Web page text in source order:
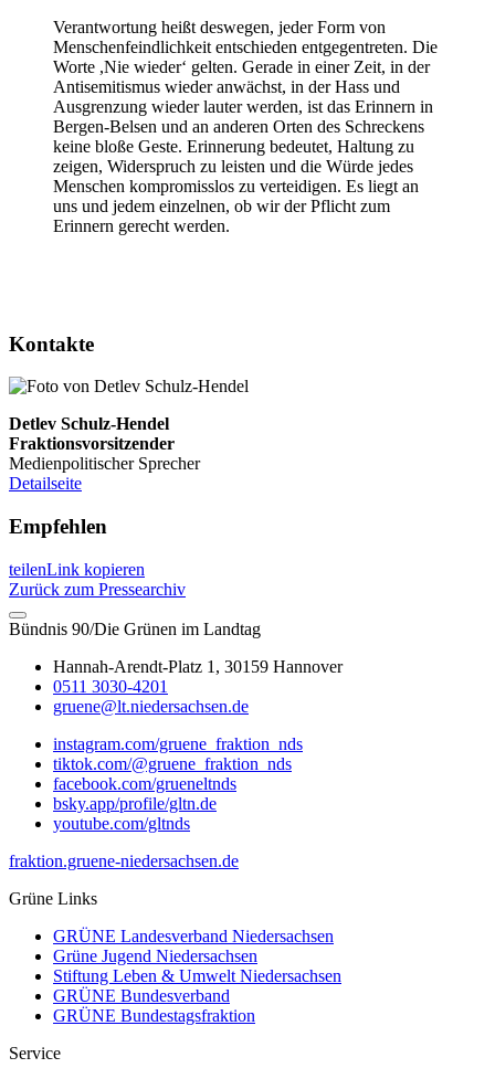
Verantwortung heißt deswegen, jeder Form von
Menschenfeindlichkeit entschieden entgegentreten. Die
Worte ,Nie wieder‘ gelten. Gerade in einer Zeit, in der
Antisemitismus wieder anwächst, in der Hass und
Ausgrenzung wieder lauter werden, ist das Erinnern in
Bergen-Belsen und an anderen Orten des Schreckens
keine bloße Geste. Erinnerung bedeutet, Haltung zu
zeigen, Widerspruch zu leisten und die Würde jedes
Menschen kompromisslos zu verteidigen. Es liegt an
uns und jedem einzelnen, ob wir der Pflicht zum
Erinnern gerecht werden.
Kontakte
Detlev Schulz-Hendel
Fraktionsvorsitzender
Medienpolitischer Sprecher
Detailseite
Empfehlen
teilenLink kopieren
Zurück zum Pressearchiv
Bündnis 90/Die Grünen im Landtag
Hannah-Arendt-Platz 1, 30159 Hannover
0511 3030-4201
gruene@lt.niedersachsen.de
instagram.com/gruene_fraktion_nds
tiktok.com/@gruene_fraktion_nds
facebook.com/grueneltnds
bsky.app/profile/gltn.de
youtube.com/gltnds
fraktion.gruene-niedersachsen.de
Grüne Links
GRÜNE Landesverband Niedersachsen
Grüne Jugend Niedersachsen
Stiftung Leben & Umwelt Niedersachsen
GRÜNE Bundesverband
GRÜNE Bundestagsfraktion
Service